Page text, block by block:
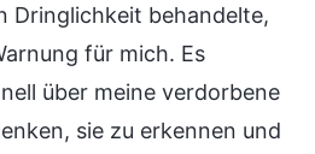
Dringlichkeit behandelte,
für mich. Es
über meine verdorbene
sie zu erkennen und